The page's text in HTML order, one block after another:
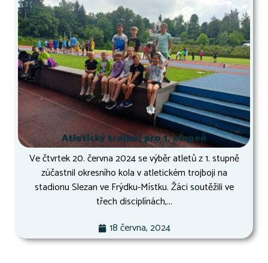
Atletický trojboj pro 1. stupeň
Ve čtvrtek 20. června 2024 se výběr atletů z 1. stupně
zúčastnil okresního kola v atletickém trojboji na
stadionu Slezan ve Frýdku-Místku. Žáci soutěžili ve
třech disciplínách,...
18 června, 2024